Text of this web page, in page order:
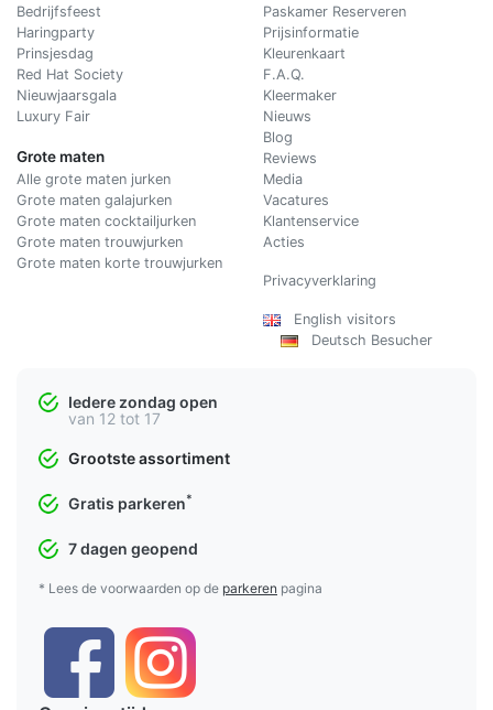
Bedrijfsfeest
Haringparty
Prinsjesdag
Red Hat Society
Nieuwjaarsgala
Luxury Fair
Grote maten
Alle grote maten jurken
Grote maten galajurken
Grote maten cocktailjurken
Grote maten trouwjurken
Grote maten korte trouwjurken
Paskamer Reserveren
Prijsinformatie
Kleurenkaart
F.A.Q.
Kleermaker
Nieuws
Blog
Reviews
Media
Vacatures
Klantenservice
Acties
Privacyverklaring
English visitors
Deutsch Besucher
Iedere zondag open
van 12 tot 17
Grootste assortiment
Gratis parkeren*
7 dagen geopend
* Lees de voorwaarden op de parkeren pagina